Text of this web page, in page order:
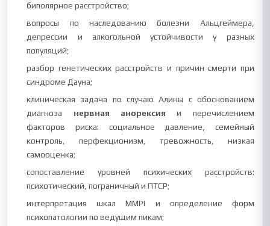
биполярное расстройство;
вопросы по наследованию болезни Альцгеймера,
депрессии и алкогольной устойчивости у разных
популяций;
разбор генетических расстройств и причин смерти при
синдроме Дауна;
клиническая задача по случаю Алины с обоснованием
диагноза нервная анорексия и перечислением
факторов риска: социальное давление, семейный
контроль, перфекционизм, тревожность, низкая
самооценка;
сопоставление уровней психических расстройств:
психотический, пограничный и ПТСР;
интерпретация шкал MMPI и определение форм
психопатологии по ведущим пикам;